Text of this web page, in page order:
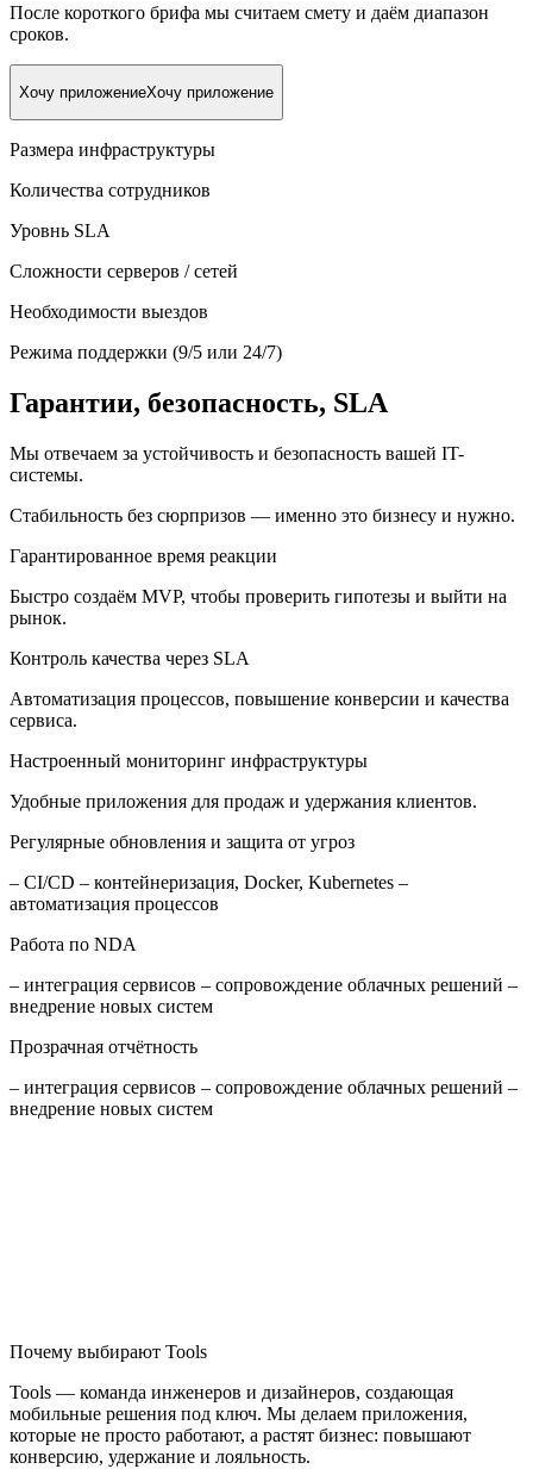
После короткого брифа мы считаем смету и даём диапазон
сроков.
Хочу приложениеХочу приложение
Размера инфраструктуры
Количества сотрудников
Уровнь SLA
Сложности серверов / сетей
Необходимости выездов
Режима поддержки (9/5 или 24/7)
Гарантии, безопасность, SLA
Мы отвечаем за устойчивость и безопасность вашей IT-
системы.
Стабильность без сюрпризов — именно это бизнесу и нужно.
Гарантированное время реакции
Быстро создаём MVP, чтобы проверить гипотезы и выйти на
рынок.
Контроль качества через SLA
Автоматизация процессов, повышение конверсии и качества
сервиса.
Настроенный мониторинг инфраструктуры
Удобные приложения для продаж и удержания клиентов.
Регулярные обновления и защита от угроз
– CI/CD – контейнеризация, Docker, Kubernetes –
автоматизация процессов
Работа по NDA
– интеграция сервисов – сопровождение облачных решений –
внедрение новых систем
Прозрачная отчётность
– интеграция сервисов – сопровождение облачных решений –
внедрение новых систем
Почему выбирают Tools
Tools — команда инженеров и дизайнеров, создающая
мобильные решения под ключ. Мы делаем приложения,
которые не просто работают, а растят бизнес: повышают
конверсию, удержание и лояльность.